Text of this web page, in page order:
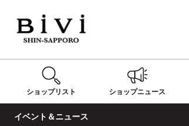
ショップリスト ショップニュース
イベント＆ニュース